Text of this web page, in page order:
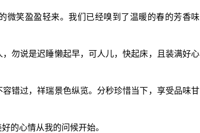
微笑盈盈轻来。我们已经嗅到了温暖的春的芳香味
勿说是迟睡懒起早，可人儿，快起床，且装满好心
错过，祥瑞景色纵览。分秒珍惜当下，享受品味甘
的心情从我的问候开始。